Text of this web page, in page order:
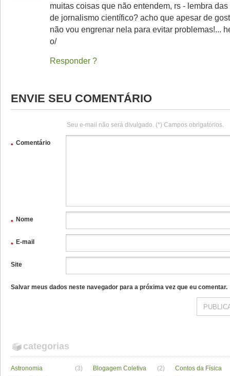
muitas coisas que não entendem, rs - lembra
de jornalismo científico? acho que apesar de
não vou engrenar nela para evitar problemas!...
o/
Responder
ENVIE SEU COMENTÁRIO
Seu e-mail não será divulgado. (*) Campos obrigatórios.
Comentário
*
Nome
*
E-mail
*
Site
Salvar meus dados neste navegador para a próxima vez que eu comentar.
categorias
Astronomia (3) Blogagem Coletiva (2)
Contos da Física